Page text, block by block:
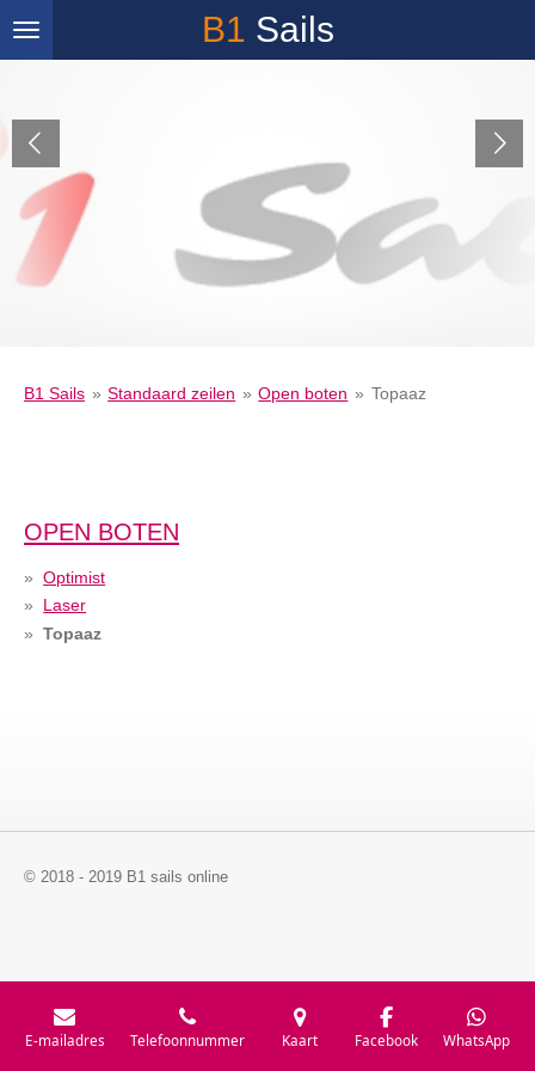
Ga
hoofdinhoud
B1 Sails
B1 Sails » Standaard zeilen » Open boten » Topaaz
OPEN BOTEN
Optimist
Laser
Topaaz
© 2018 - 2019 B1 sails online
E-mailadres Telefoonnummer Kaart Facebook WhatsApp